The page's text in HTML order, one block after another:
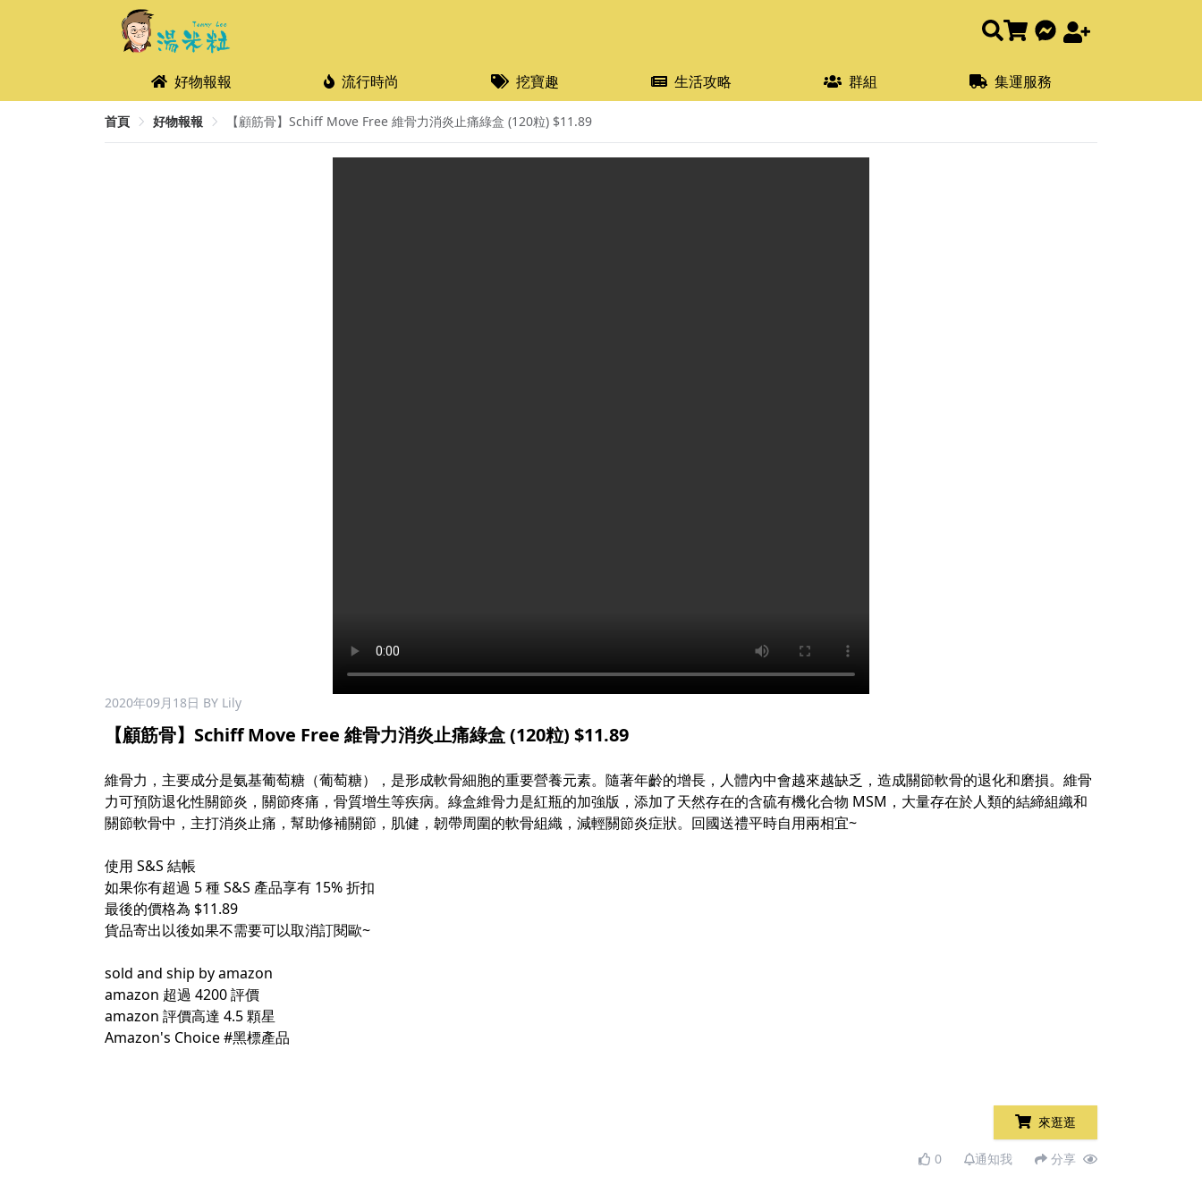
好物報報 流行時尚 挖寶趣 生活攻略 群組 集運服務
首頁 好物報報 【顧筋骨】Schiff Move Free 維骨力消炎止痛綠盒 (120粒) $11.89
2020年09月18日 BY Lily
【顧筋骨】Schiff Move Free 維骨力消炎止痛綠盒 (120粒) $11.89
維骨力，主要成分是氨基葡萄糖（葡萄糖），是形成軟骨細胞的重要營養元素。隨著年齡的增長，人體內中會越來越缺乏，造成關節軟骨的退化和磨損。維骨
力可預防退化性關節炎，關節疼痛，骨質增生等疾病。綠盒維骨力是紅瓶的加強版，添加了天然存在的含硫有機化合物 MSM，大量存在於人類的結締組織和
關節軟骨中，主打消炎止痛，幫助修補關節，肌健，韌帶周圍的軟骨組織，減輕關節炎症狀。回國送禮平時自用兩相宜~
使用 S&S 結帳
如果你有超過 5 種 S&S 產品享有 15% 折扣
最後的價格為 $11.89
貨品寄出以後如果不需要可以取消訂閱歐~
sold and ship by amazon
amazon 超過 4200 評價
amazon 評價高達 4.5 顆星
Amazon's Choice#黑標產品
來逛逛
0 通知我 分享